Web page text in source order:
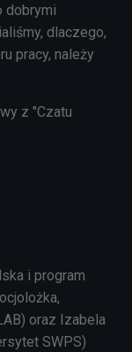
dobrymi
dlaczego,
pracy, należy
z "Czatu
i program
oraz Izabela
SWPS)